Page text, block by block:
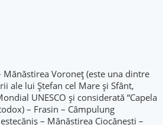
Voroneț (este una dintre
ale lui Ștefan cel Mare și Sfânt,
UNESCO și considerată “Capela
– Frasin – Câmpulung
– Mănăstirea Ciocănești –